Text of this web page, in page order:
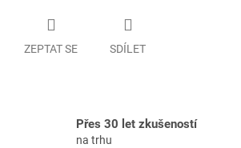
ZEPTAT SE SDÍLET
Přes 30 let zkušeností
na trhu